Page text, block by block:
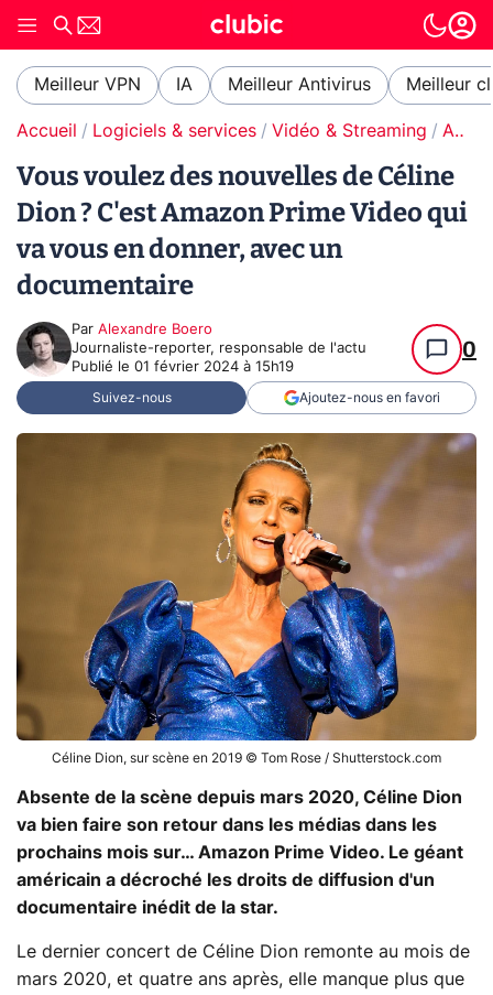
Meilleur VPN IA Meilleur Antivirus Meilleur
Accueil Logiciels & services Vidéo & Streaming Amazon Prime Video
Vous voulez des nouvelles de Céline
Dion ? C'est Amazon Prime Video qui
va vous en donner, avec un
documentaire
Par Alexandre Boero
Journaliste-reporter, responsable de l'actu
Publié le 01 février 2024 à 15h19
0
Suivez-nous Ajoutez-nous en favori
Céline Dion, sur scène en 2019 © Tom Rose / Shutterstock.com
Absente de la scène depuis mars 2020, Céline Dion
va bien faire son retour dans les médias dans les
prochains mois sur… Amazon Prime Video. Le géant
américain a décroché les droits de diffusion d'un
documentaire inédit de la star.
Le dernier concert de Céline Dion remonte au mois de
mars 2020, et quatre ans après, elle manque plus que